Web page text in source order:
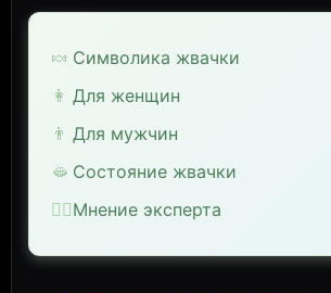
🍬 Символика жвачки
👩 Для женщин
👨 Для мужчин
🫦 Состояние жвачки
🧙‍♀️Мнение эксперта